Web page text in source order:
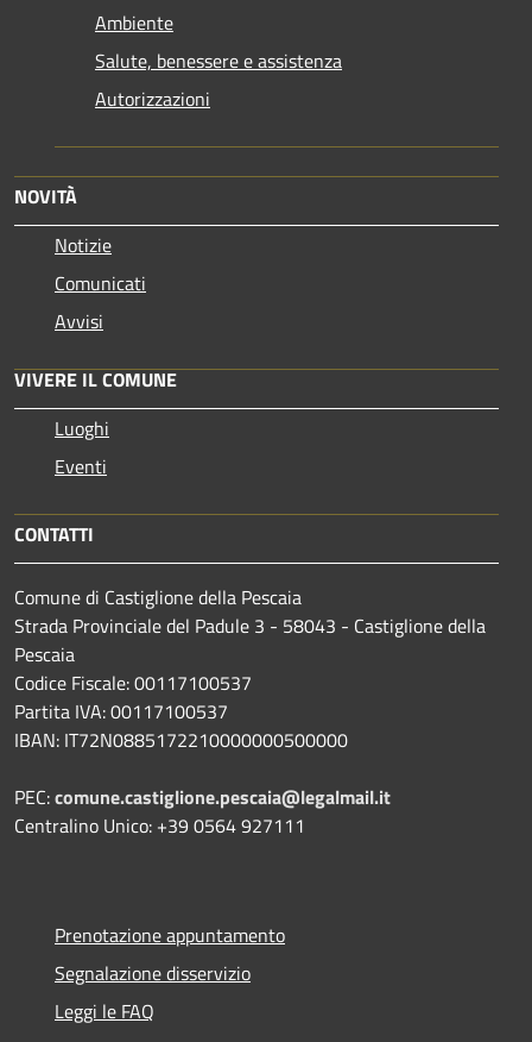
Ambiente
Salute, benessere e assistenza
Autorizzazioni
NOVITÀ
Notizie
Comunicati
Avvisi
VIVERE IL COMUNE
Luoghi
Eventi
CONTATTI
Comune di Castiglione della Pescaia
Strada Provinciale del Padule 3 - 58043 - Castiglione della
Pescaia
Codice Fiscale: 00117100537
Partita IVA: 00117100537
IBAN: IT72N0885172210000000500000
PEC:comune.castiglione.pescaia@legalmail.it
Centralino Unico: +39 0564 927111
Prenotazione appuntamento
Segnalazione disservizio
Leggi le FAQ